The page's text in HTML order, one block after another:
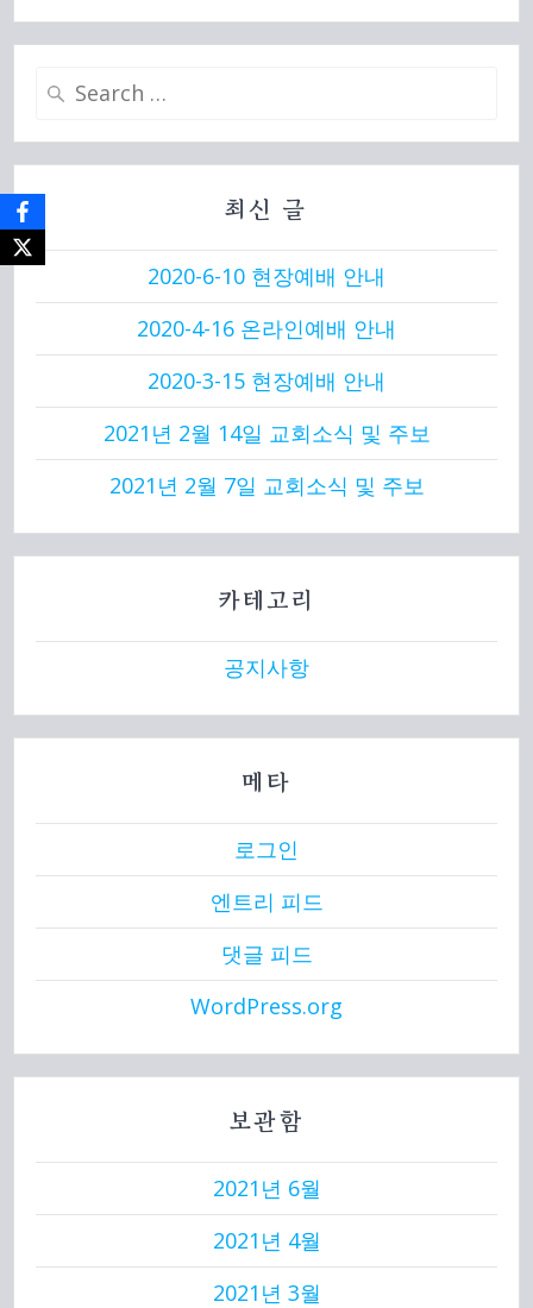
최신 글
2020-6-10 현장예배 안내
2020-4-16 온라인예배 안내
2020-3-15 현장예배 안내
2021년 2월 14일 교회소식 및 주보
2021년 2월 7일 교회소식 및 주보
카테고리
공지사항
메타
로그인
엔트리 피드
댓글 피드
WordPress.org
보관함
2021년 6월
2021년 4월
2021년 3월